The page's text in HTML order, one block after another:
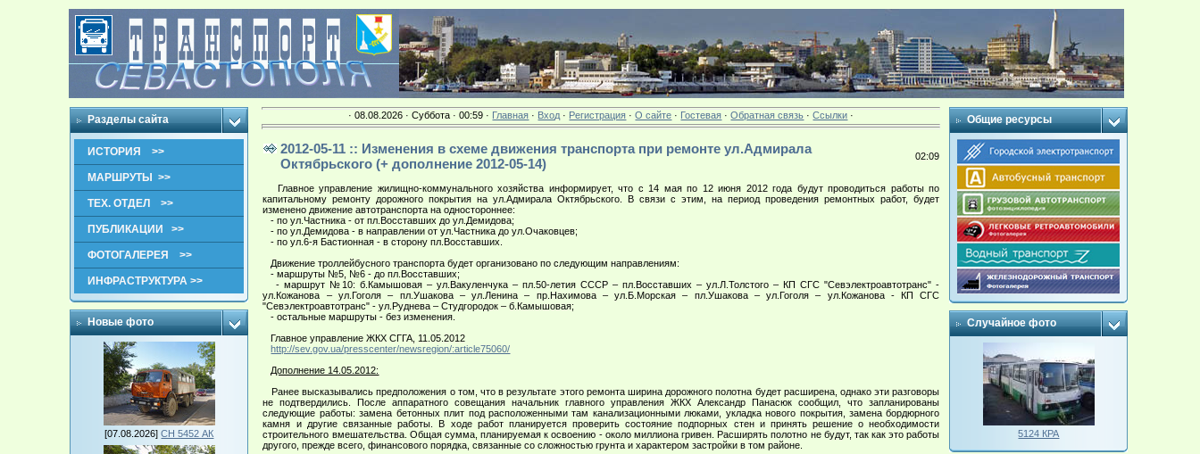
Разделы сайта
ИСТОРИЯ >>
МАРШРУТЫ >>
ТЕХ. ОТДЕЛ >>
ПУБЛИКАЦИИ >>
ФОТОГАЛЕРЕЯ >>
ИНФРАСТРУКТУРА >>
Новые фото
[07.08.2026]СН 5452 АК
· 08.08.2026 · Суббота · 00:59 · Главная · Вход · Регистрация ·О сайте · Гостевая ·Обратная связь ·Ссылки ·
2012-05-11 :: Изменения в схеме движения транспорта при ремонте ул.Адмирала
Октябрьского (+ дополнение 2012-05-14)
02:09
Главное управление жилищно-коммунального хозяйства информирует, что с 14 мая по 12 июня 2012 года будут проводиться работы по
капитальному ремонту дорожного покрытия на ул.Адмирала Октябрьского. В связи с этим, на период проведения ремонтных работ, будет
изменено движение автотранспорта на одностороннее:
- по ул.Частника - от пл.Восставших до ул.Демидова;
- по ул.Демидова - в направлении от ул.Частника до ул.Очаковцев;
- по ул.6-я Бастионная - в сторону пл.Восставших.
Движение троллейбусного транспорта будет организовано по следующим направлениям:
- маршруты №5, №6 - до пл.Восставших;
- маршрут №10: б.Камышовая – ул.Вакуленчука – пл.50-летия СССР – пл.Восставших – ул.Л.Толстого – КП СГС "Севэлектроавтотранс" -
ул.Кожанова – ул.Гоголя – пл.Ушакова – ул.Ленина – пр.Нахимова – ул.Б.Морская – пл.Ушакова – ул.Гоголя – ул.Кожанова - КП СГС
"Севэлектроавтотранс" - ул.Руднева – Студгородок – б.Камышовая;
- остальные маршруты - без изменения.
Главное управление ЖКХ СГГА, 11.05.2012
http://sev.gov.ua/presscenter/newsregion/:article75060/
Дополнение 14.05.2012:
Ранее высказывались предположения о том, что в результате этого ремонта ширина дорожного полотна будет расширена, однако эти разговоры
не подтвердились. После аппаратного совещания начальник главного управления ЖКХ Александр Панасюк сообщил, что запланированы
следующие работы: замена бетонных плит под расположенными там канализационными люками, укладка нового покрытия, замена бордюрного
камня и другие связанные работы. В ходе работ планируется проверить состояние подпорных стен и принять решение о необходимости
строительного вмешательства. Общая сумма, планируемая к освоению - около миллиона гривен. Расширять полотно не будут, так как это работы
другого, прежде всего, финансового порядка, связанные со сложностью грунта и характером застройки в том районе.
Общие ресурсы
Случайное фото
5124 КРА